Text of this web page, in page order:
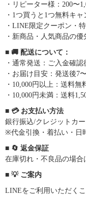
・リピーター様：200〜
・1つ買うと1つ無料キャ
・LINE限定クーポン・
・新商品・人気商品の優
■ 🚚 配送について：
・通常発送：ご入金確認
・お届け目安：発送後7
・10,000円以上：送料
・10,000円未満：送料
■ 💳 お支払い方法
銀行振込/クレジットカ
※代金引換・着払い・日
■ 🔄 返金保証
在庫切れ・不良品の場合
■ 💡 ご案内
LINEをご利用いただく